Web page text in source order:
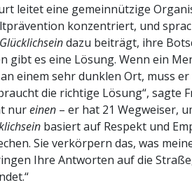
leitet eine gemeinnützige
konzentriert, und
dazu beiträgt, ihre
gibt es eine Lösung. Wenn ein
einem sehr dunklen Ort, muss
die richtige Lösung“, sagte
nureinen – er hat 21 Wegweiser,
basiert auf Respekt und
Sie verkörpern das, was
Ihre Antworten auf die